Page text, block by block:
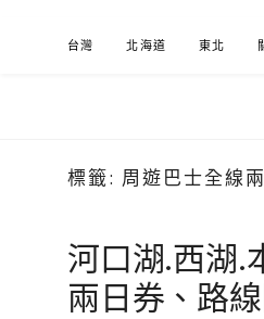
台灣 北海道 東北
來一
標籤: 周遊巴士全線
河口湖.西湖.
兩日券、路